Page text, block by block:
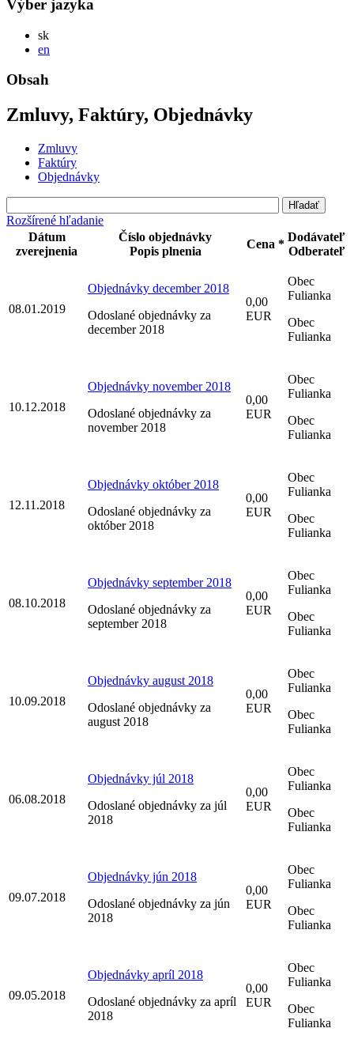
Výber jazyka
skSlovensky
en
Obsah
Zmluvy, Faktúry, Objednávky
Zmluvy
Faktúry
Objednávky
Rozšírené hľadanie
Dátum
zverejnenia
Číslo objednávky
Popis plnenia
Cena *
Dodávateľ
Odberateľ
08.01.2019
Objednávky december 2018
Odoslané objednávky za
december 2018
0,00
EUR
Obec
Fulianka
Obec
Fulianka
10.12.2018
Objednávky november 2018
Odoslané objednávky za
november 2018
0,00
EUR
Obec
Fulianka
Obec
Fulianka
12.11.2018
Objednávky október 2018
Odoslané objednávky za
október 2018
0,00
EUR
Obec
Fulianka
Obec
Fulianka
08.10.2018
Objednávky september 2018
Odoslané objednávky za
september 2018
0,00
EUR
Obec
Fulianka
Obec
Fulianka
10.09.2018
Objednávky august 2018
Odoslané objednávky za
august 2018
0,00
EUR
Obec
Fulianka
Obec
Fulianka
06.08.2018
Objednávky júl 2018
Odoslané objednávky za júl
2018
0,00
EUR
Obec
Fulianka
Obec
Fulianka
09.07.2018
Objednávky jún 2018
Odoslané objednávky za jún
2018
0,00
EUR
Obec
Fulianka
Obec
Fulianka
09.05.2018
Objednávky apríl 2018
Odoslané objednávky za apríl
2018
0,00
EUR
Obec
Fulianka
Obec
Fulianka